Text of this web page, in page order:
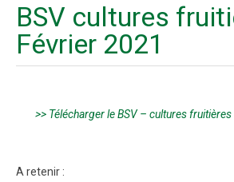
BSV cultures
Février 2021
>> Télécharger le BSV – cultures
A retenir :